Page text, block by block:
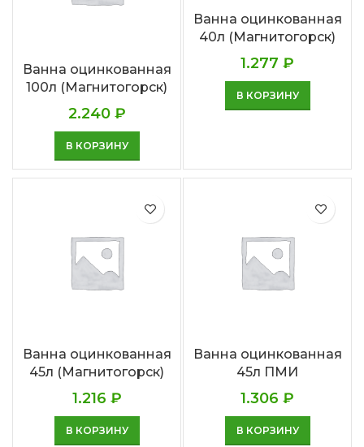
Ванна оцинкованная
100л (Магнитогорск)
2.240 ₽
В КОРЗИНУ
Ванна оцинкованная
40л (Магнитогорск)
1.277 ₽
В КОРЗИНУ
Ванна оцинкованная
45л (Магнитогорск)
1.216 ₽
В КОРЗИНУ
Ванна оцинкованная
45л ПМИ
1.306 ₽
В КОРЗИНУ